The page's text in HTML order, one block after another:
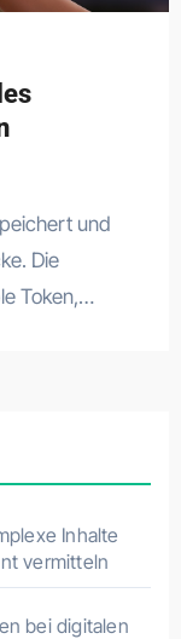
Die
Token,…
Inhalte
vermitteln
bei digitalen